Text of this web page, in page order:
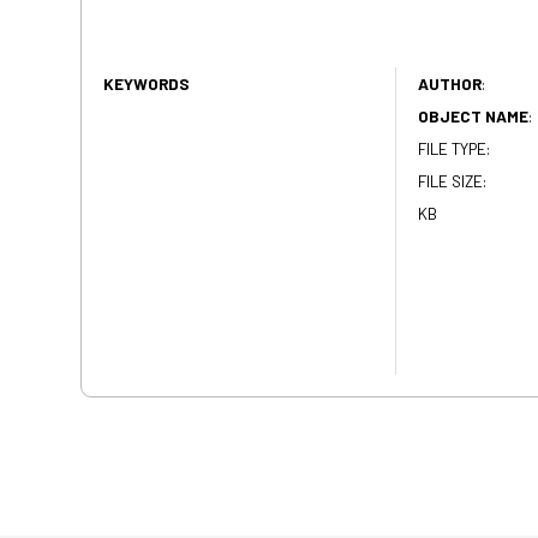
KEYWORDS AUTHOR:
OBJECT NAME:
FILE TYPE:
FILE SIZE:
KB